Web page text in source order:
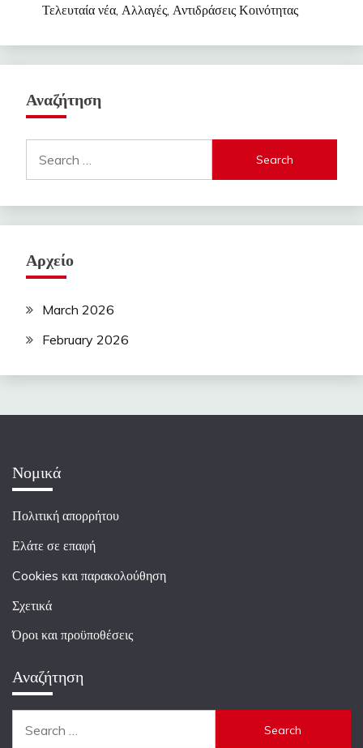
Τελευταία νέα, Αλλαγές, Αντιδράσεις Κοινότητας
Αναζήτηση
for:
Αρχείο
March 2026
February 2026
Νομικά
Πολιτική απορρήτου
Ελάτε σε επαφή
Cookies και παρακολούθηση
Σχετικά
Όροι και προϋποθέσεις
Αναζήτηση
for: